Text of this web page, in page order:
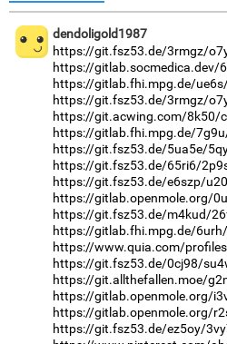
dendoligold1987
https://git.fsz53.de/3rmgz/
https://
https://gitlab.fhi.mpg.de/
https://git.fsz53.de/3rmgz/
https://git.acwing.com/8k50/
https://gitlab.fhi.mpg.de/
https://git.fsz53.de/5ua5e/
https://git.fsz53.de/65ri6/
https://git.fsz53.de/e6szp/
https://gitlab.openmole.org/
https://git.fsz53.de/m4kud/
https://gitlab.fhi.mpg.de/
https://www.quia.com/
https://git.fsz53.de/0cj98/
https://git.allthefallen.moe/
https://gitlab.openmole.org/
https://gitlab.openmole.org/
https://git.fsz53.de/ez5oy/